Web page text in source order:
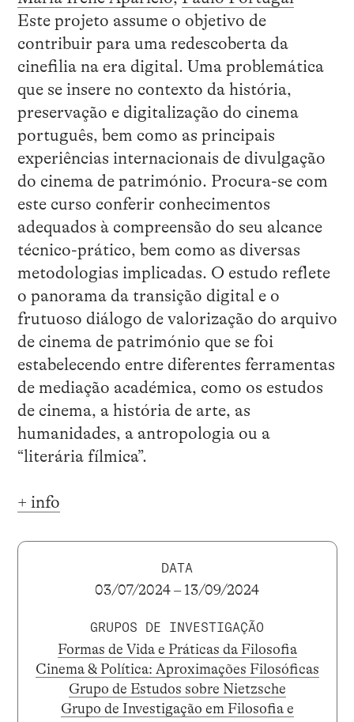
Este projeto assume o objetivo de
contribuir para uma redescoberta da
cinefilia na era digital. Uma problemática
que se insere no contexto da história,
preservação e digitalização do cinema
português, bem como as principais
experiências internacionais de divulgação
do cinema de património. Procura-se com
este curso conferir conhecimentos
adequados à compreensão do seu alcance
técnico-prático, bem como as diversas
metodologias implicadas. O estudo reflete
o panorama da transição digital e o
frutuoso diálogo de valorização do arquivo
de cinema de património que se foi
estabelecendo entre diferentes ferramentas
de mediação académica, como os estudos
de cinema, a história de arte, as
humanidades, a antropologia ou a
“literária fílmica”.
+ info
DATA
03/07/2024 – 13/09/2024
GRUPOS DE INVESTIGAÇÃO
Formas de Vida e Práticas da Filosofia
Cinema & Política: Aproximações Filosóficas
Grupo de Estudos sobre Nietzsche
Grupo de Investigação em Filosofia e